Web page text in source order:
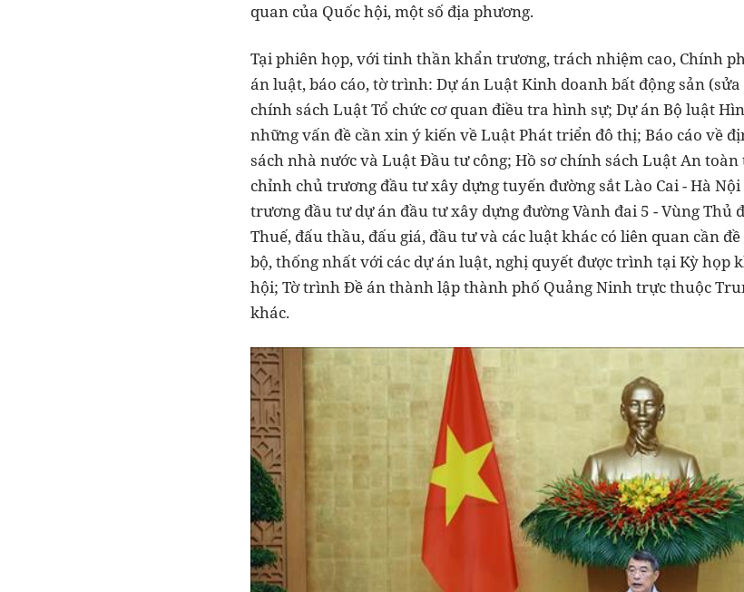
quan của Quốc hội, một số địa phương.
Tại phiên họp, với tinh thần khẩn trương, trách nhiệm cao, Chính
án luật, báo cáo, tờ trình: Dự án Luật Kinh doanh bất động sản
chính sách Luật Tổ chức cơ quan điều tra hình sự; Dự án Bộ luật
những vấn đề cần xin ý kiến về Luật Phát triển đô thị; Báo cáo về
sách nhà nước và Luật Đầu tư công; Hồ sơ chính sách Luật An
chỉnh chủ trương đầu tư xây dựng tuyến đường sắt Lào Cai - Hà
trương đầu tư dự án đầu tư xây dựng đường Vành đai 5 - Vùng Thủ
Thuế, đấu thầu, đấu giá, đầu tư và các luật khác có liên quan cần
bộ, thống nhất với các dự án luật, nghị quyết được trình tại Kỳ họp
hội; Tờ trình Đề án thành lập thành phố Quảng Ninh trực thuộc
khác.